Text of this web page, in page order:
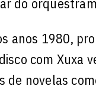
anos 1980,
com Xuxa
de novelas